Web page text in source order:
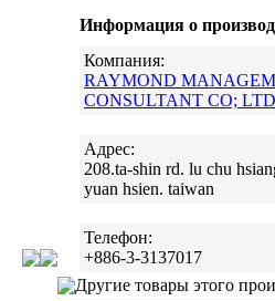
Информация о
Компания:
RAYMOND
CONSULTANT CO;
Адрес:
208.ta-shin rd. lu chu
yuan hsien. taiwan
Телефон:
+886-3-3137017
Другие товары этого